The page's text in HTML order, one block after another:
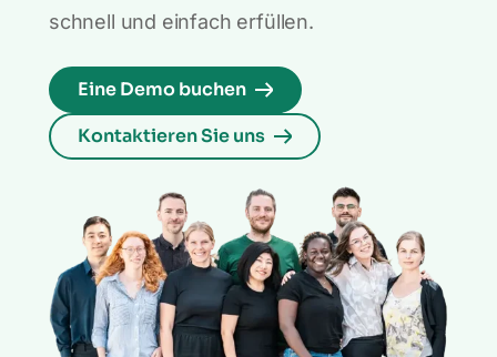
schnell und einfach erfüllen.
Eine Demo buchen
Kontaktieren Sie uns